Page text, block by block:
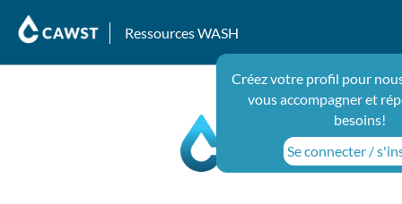
Ressources WASH
Créez votre profil pour
vous accompagner et
besoins!
Se connecter /